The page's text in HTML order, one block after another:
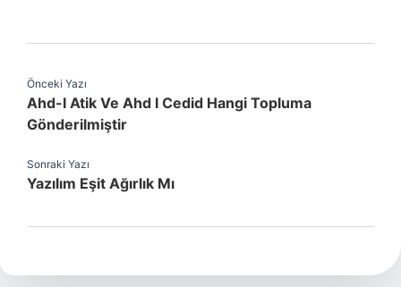
Önceki Yazı
Ahd-I Atik Ve Ahd I Cedid Hangi Topluma
Gönderilmiştir
Sonraki Yazı
Yazılım Eşit Ağırlık Mı